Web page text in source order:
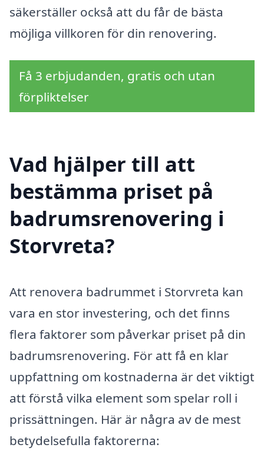
säkerställer också att du får de bästa
möjliga villkoren för din renovering.
Få 3 erbjudanden, gratis och utan
förpliktelser
Vad hjälper till att
bestämma priset på
badrumsrenovering i
Storvreta?
Att renovera badrummet i Storvreta kan
vara en stor investering, och det finns
flera faktorer som påverkar priset på din
badrumsrenovering. För att få en klar
uppfattning om kostnaderna är det viktigt
att förstå vilka element som spelar roll i
prissättningen. Här är några av de mest
betydelsefulla faktorerna: